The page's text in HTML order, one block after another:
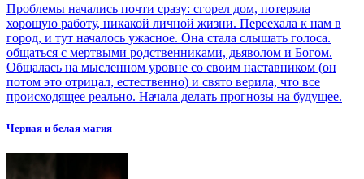
Проблемы начались почти сразу: сгорел дом, потеряла
хорошую работу, никакой личной жизни. Переехала к нам в
город, и тут началось ужасное. Она стала слышать голоса.
общаться с мертвыми родственниками, дьяволом и Богом.
Общалась на мысленном уровне со своим наставником (он
потом это отрицал, естественно) и свято верила, что все
происходящее реально. Начала делать прогнозы на будущее.
Черная и белая магия